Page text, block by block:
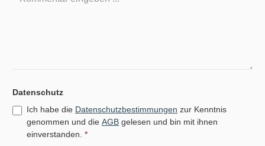
Datenschutz
Ich habe die Datenschutzbestimmungen zur Kenntnis
genommen und die AGB gelesen und bin mit ihnen
einverstanden. *